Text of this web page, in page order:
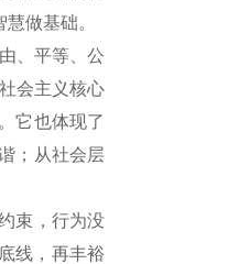
做基础。
、平等、公
会主义核心
它也体现了
；从社会层
束，行为没
线，再丰裕